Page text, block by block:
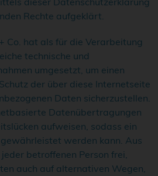
Rechte aufgeklärt.
Co. hat als für die Verarbeitung
technische und
umgesetzt, um einen
der über diese Internetseite
Daten sicherzustellen.
Datenübertragungen
aufweisen, sodass ein
werden kann. Aus
betroffenen Person frei,
auch auf alternativen Wegen,